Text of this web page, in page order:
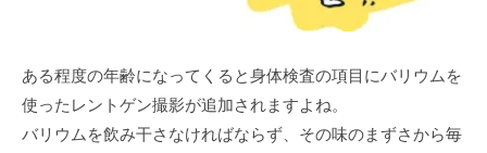
ある程度の年齢になってくると身体検査の項目にバリウムを
使ったレントゲン撮影が追加されますよね。
バリウムを飲み干さなければならず、その味のまずさから毎